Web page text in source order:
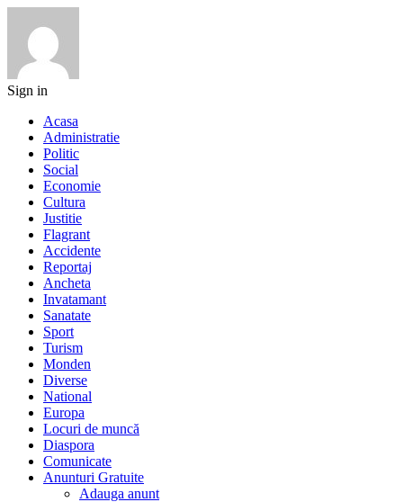
Sign in
Acasa
Administratie
Politic
Social
Economie
Cultura
Justitie
Flagrant
Accidente
Reportaj
Ancheta
Invatamant
Sanatate
Sport
Turism
Monden
Diverse
National
Europa
Locuri de muncă
Diaspora
Comunicate
Anunturi Gratuite
Adauga anunt